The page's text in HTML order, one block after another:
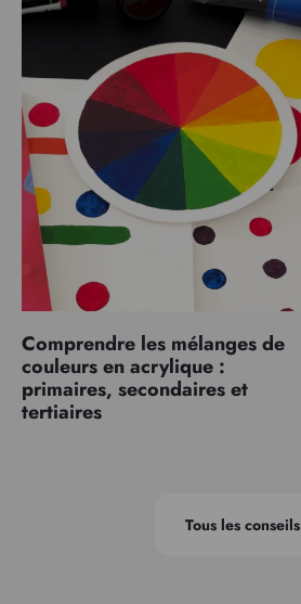
Comprendre les mélanges de
couleurs en acrylique :
primaires, secondaires et
tertiaires
Tous les conseils